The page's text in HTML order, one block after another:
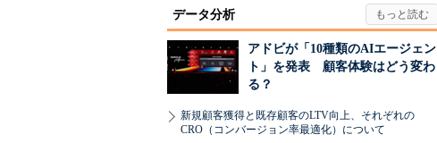
データ分析
アドビが「10種類のAIエージェン
ト」を発表 顧客体験はどう変わ
る？
新規顧客獲得と既存顧客のLTV向上、それぞれの
CRO（コンバージョン率最適化）について